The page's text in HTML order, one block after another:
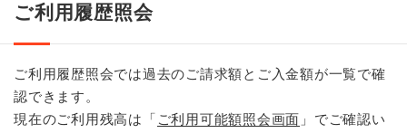
ご利用履歴照会
ご利用履歴照会では過去のご請求額とご入金額が一覧で確
認できます。
現在のご利用残高は「 ご利用可能額照会画面 」でご確認い